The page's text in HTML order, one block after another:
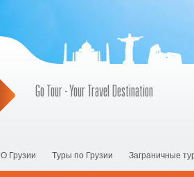
Go Tour - Your Travel Destination
О Грузии Tуры по Грузии Заграничные